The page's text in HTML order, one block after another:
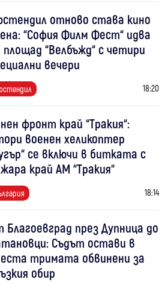
отново става кино
“София Филм Фест“ идва
площад “Велбъжд“ с четири
вечери
18:20
фронт край “Тракия“:
военен хеликоптер
се включи в битката с
край АМ “Тракия“
18:14
Благоевград през Дупница до
Съдът остави в
тримата обвинени за
обир